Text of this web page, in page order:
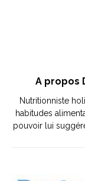
A propos
Nutritionniste
habitudes
pouvoir lui